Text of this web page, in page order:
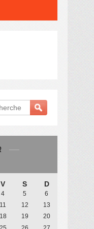
V S D
4 5
6
11 12
13
18 19
20